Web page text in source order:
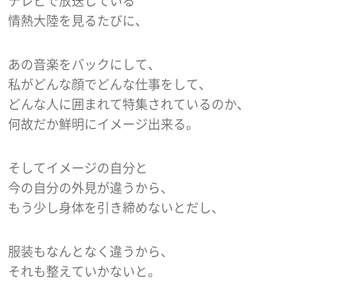
情熱大陸を見るたびに、
あの音楽をバックにして、
私がどんな顔でどんな仕事をして、
どんな人に囲まれて特集されているのか、
何故だか鮮明にイメージ出来る。
そしてイメージの自分と
今の自分の外見が違うから、
もう少し身体を引き締めないとだし、
服装もなんとなく違うから、
それも整えていかないと。